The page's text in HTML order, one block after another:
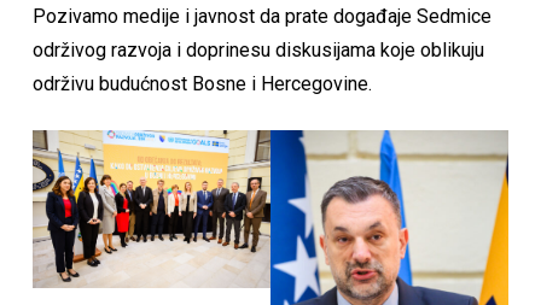
Pozivamo medije i javnost da prate događaje Sedmice
održivog razvoja i doprinesu diskusijama koje oblikuju
održivu budućnost Bosne i Hercegovine.